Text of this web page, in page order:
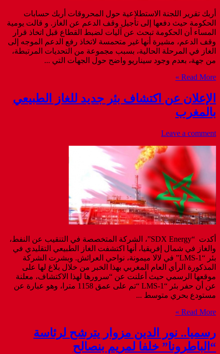
أربك تقرير اللجنة الاستطلاعية حول المحروقات أربك حسابات
الحكومة حيث دفعها إلى تأجيل وقف الدعم عن الغاز. و قالت يومية
المساء أن الحكومة تبحث عن آليات لضبط القطاع قبل اتخاذ قرار
وقف الدعم، مشيرة أنها غير متحمسة لاتخاذ رفع الدعم الموجه إلى
الغاز في المرحلة الحالية، بسبب مجموعة من التحديات المرتبطة،
من جهة، بعدم وجود سيناريو واضح حول الجهات التي ...
Read More »
الإعلان عن اكتشاف بئر جديد للغاز الطبيعي
بالمغرب
Leave a comment
أكدت “SDX Energy”، الشركة المتخصصة في التنقيب عن النفط،
والغاز في شمال إفريقيا، أنها اكتشفت الغاز الطبيعي التقليدي في
بئر “LMS-1” في لالا ميمونة، نواحي العرائش. وبشرت الشركة
المذكورة الرأي العام المغربي بهذا الخبر من خلال بلاغ لها على
موقعها الرسمي حيث أعلنت عن “سرورها لهذا الاكتشاف، معلنة
عن أن حفر بئر “LMS-1 “تم على عمق 1158 مترا، وهو عبارة عن
مستودع بحري متوسط ...
Read More »
رسميا.. نور الدين مزوار يترشح لرئاسة
“الباطرونا” خلفا لمريم بنصالح